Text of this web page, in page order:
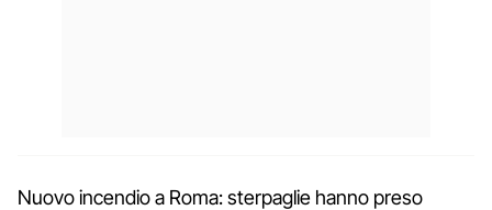
Nuovo incendio a Roma: sterpaglie hanno preso